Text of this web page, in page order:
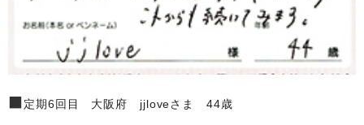
■定期6回目 大阪府 jjloveさま 44歳